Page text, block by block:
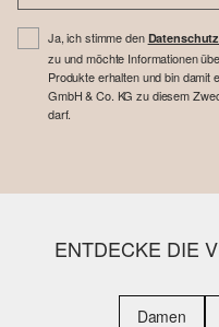
Ja, ich stimme den
zu und möchte Informationen
Produkte erhalten und bin
GmbH & Co. KG zu diesem
darf.
ENTDECKE DIE
Damen